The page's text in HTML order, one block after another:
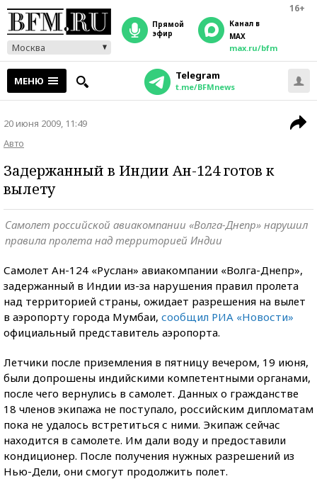
16+
Москва
прямой
эфир
Канал в
MAX
max.ru/bfm
МЕНЮ Telegram
t.me/BFMnews
20 июня 2009, 11:49
Авто
Задержанный в Индии Ан-124 готов к
вылету
Самолет российской авиакомпании «Волга-Днепр» нарушил
правила пролета над территорией Индии
Самолет Ан-124 «Руслан» авиакомпании «Волга-Днепр»,
задержанный в Индии из-за нарушения правил пролета
над территорией страны, ожидает разрешения на вылет
в аэропорту города Мумбаи, сообщил РИА «Новости»
официальный представитель аэропорта.
Летчики после приземления в пятницу вечером, 19 июня,
были допрошены индийскими компетентными органами,
после чего вернулись в самолет. Данных о гражданстве
18 членов экипажа не поступало, российским дипломатам
пока не удалось встретиться с ними. Экипаж сейчас
находится в самолете. Им дали воду и предоставили
кондиционер. После получения нужных разрешений из
Нью-Дели, они смогут продолжить полет.